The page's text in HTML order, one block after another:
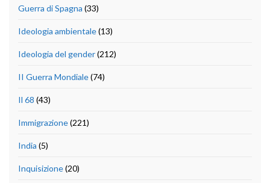
Guerra di Spagna (33)
Ideologia ambientale(13)
Ideologia del gender(212)
II Guerra Mondiale(74)
Il 68 (43)
Immigrazione(221)
India (5)
Inquisizione(20)